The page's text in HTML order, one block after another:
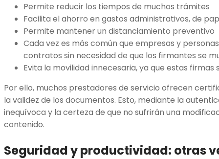
Permite reducir los tiempos de muchos trámites
Facilita el ahorro en gastos administrativos, de
Permite mantener un distanciamiento preventivo
Cada vez es más común que empresas y
contratos sin necesidad de que los firmantes se
Evita la movilidad innecesaria, ya que estas
Por ello, muchos prestadores de servicio ofrecen
la validez de los documentos. Esto, mediante la
inequívoca y la certeza de que no sufrirán una
contenido.
Seguridad y productividad: otras